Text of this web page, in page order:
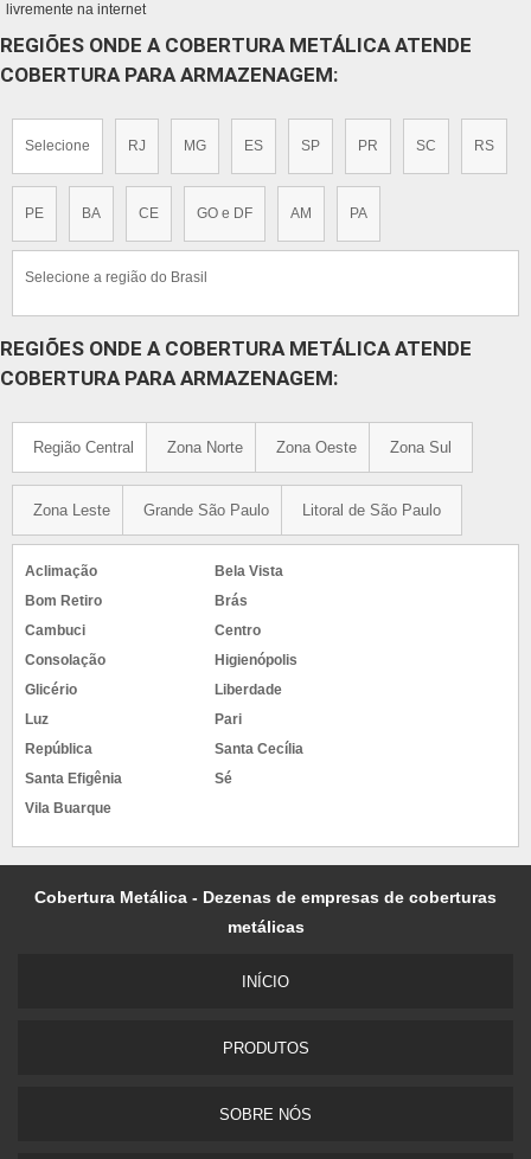
livremente na internet
REGIÕES ONDE A COBERTURA METÁLICA ATENDE
COBERTURA PARA ARMAZENAGEM:
Selecione RJ MG ES SP PR SC RS
PE BA CE GO e DF AM PA
Selecione a região do Brasil
REGIÕES ONDE A COBERTURA METÁLICA ATENDE
COBERTURA PARA ARMAZENAGEM:
Região Central Zona Norte Zona Oeste Zona Sul
Zona Leste Grande São Paulo Litoral de São Paulo
Aclimação
Bela Vista
Bom Retiro
Brás
Cambuci
Centro
Consolação
Higienópolis
Glicério
Liberdade
Luz
Pari
República
Santa Cecília
Santa Efigênia
Sé
Vila Buarque
Cobertura Metálica - Dezenas de empresas de coberturas
metálicas
INÍCIO
PRODUTOS
SOBRE NÓS